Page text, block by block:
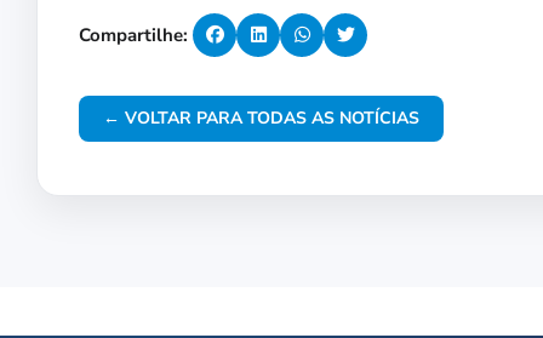
Compartilhe:
← VOLTAR PARA TODAS AS NOTÍCIAS